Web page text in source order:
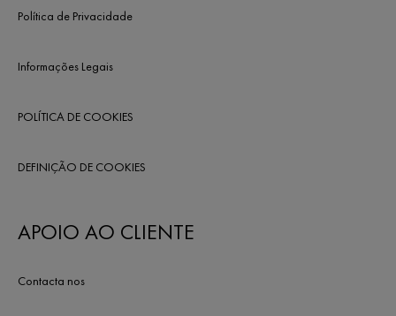
Política de Privacidade
Informações Legais
POLÍTICA DE COOKIES
DEFINIÇÃO DE COOKIES
APOIO AO CLIENTE
Contacta nos